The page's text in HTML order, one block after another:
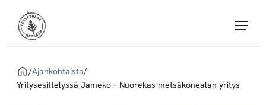
Siirry
suoraan
Tervetuloa Metsään!
Metsään
yhdistää
Home
/Ajankohtaista/
Yritysesittelyssä Jameko – Nuorekas metsäkonealan yritys